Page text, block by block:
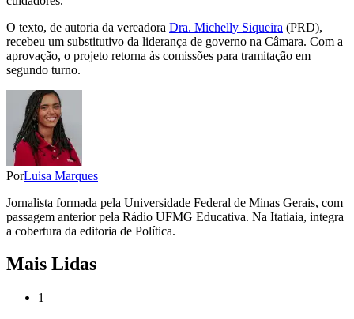
O texto, de autoria da vereadora Dra. Michelly Siqueira (PRD),
recebeu um substitutivo da liderança de governo na Câmara. Com a
aprovação, o projeto retorna às comissões para tramitação em
segundo turno.
PorLuisa Marques
Jornalista formada pela Universidade Federal de Minas Gerais, com
passagem anterior pela Rádio UFMG Educativa. Na Itatiaia, integra
a cobertura da editoria de Política.
Mais Lidas
1